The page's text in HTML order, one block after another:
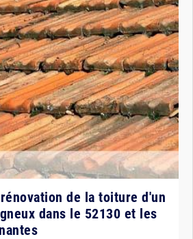
de la toiture d'un
dans le 52130 et les